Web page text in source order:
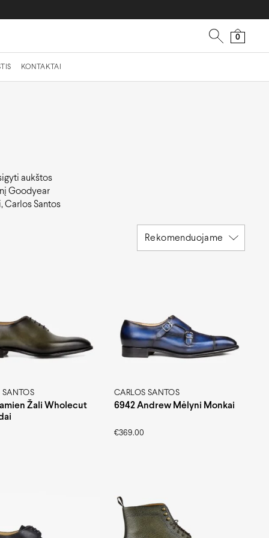
0
KONTAKTAI
aukštos
Goodyear
Carlos Santos
Rekomenduojame
SANTOS
Žali Wholecut
CARLOS SANTOS
6942 Andrew Mėlyni Monkai
€369.00